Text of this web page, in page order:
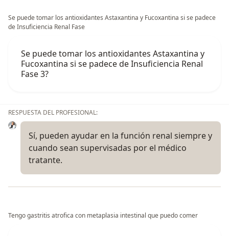
Se puede tomar los antioxidantes Astaxantina y Fucoxantina si se padece
de Insuficiencia Renal Fase
Se puede tomar los antioxidantes Astaxantina y
Fucoxantina si se padece de Insuficiencia Renal
Fase 3?
RESPUESTA DEL PROFESIONAL:
Sí, pueden ayudar en la función renal siempre y
cuando sean supervisadas por el médico
tratante.
Tengo gastritis atrofica con metaplasia intestinal que puedo comer